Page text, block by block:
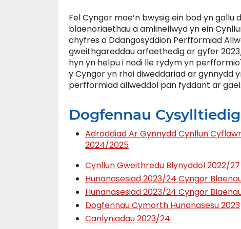
Fel Cyngor mae’n bwysig ein bod yn
blaenoriaethau a amlinellwyd yn ein
chyfres o Ddangosyddion Perfformiad
gweithgareddau arfaethedig ar gyfer
hyn yn helpu i nodi lle rydym yn
y Cyngor yn rhoi diweddariad ar gynnydd
perfformiad allweddol pan fyddant ar gael.
Dogfennau Cysylltiedig
Adroddiad Ar Gynnydd Cynllun
2024/2025
Cynllun Gweithredu Blynyddol 2022/27
Hunanasesiad 2023/24 Cyngor
Hunanasesiad 2023/24 Cyngor
Dogfennau Cymorth Hunanasesu 2023
Canlyniadau 2023/24